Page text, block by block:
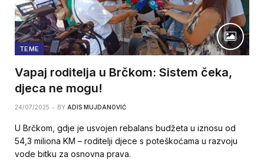
TEME
Vapaj roditelja u Brčkom: Sistem čeka,
djeca ne mogu!
24/07/2025 BY ADIS MUJDANOVIĆ
U Brčkom, gdje je usvojen rebalans budžeta u iznosu od
54,3 miliona KM – roditelji djece s poteškoćama u razvoju
vode bitku za osnovna prava.